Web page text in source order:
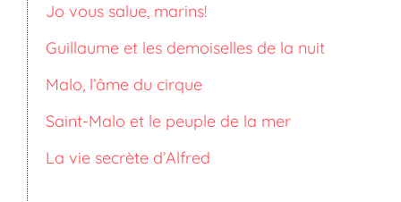
Jo vous salue, marins!
Guillaume et les demoiselles de la nuit
Malo, l’âme du cirque
Saint-Malo et le peuple de la mer
La vie secrète d’Alfred